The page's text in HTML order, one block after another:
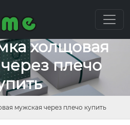
холщовая
плечо
мужская через плечо купить